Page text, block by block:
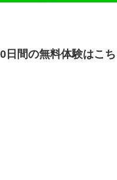
間の無料体験はこち